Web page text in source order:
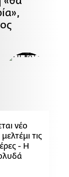
νέο
τις
- Η